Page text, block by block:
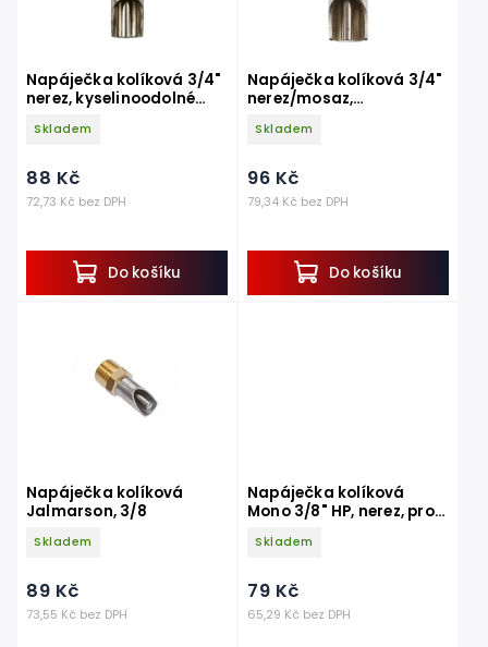
Napáječka kolíková 3/4"
nerez, kyselinoodolné
Skladem
72,73 Kč bez DPH
88 Kč
Do košíku
Napáječka kolíková 3/4"
nerez/mosaz,
EPDM
Skladem
79,34 Kč bez DPH
96 Kč
Do košíku
Napáječka kolíková
Jalmarson, 3/8
Skladem
73,55 Kč bez DPH
89 Kč
Napáječka kolíková
Mono 3/8" HP, nerez, pro
Skladem
65,29 Kč bez DPH
79 Kč